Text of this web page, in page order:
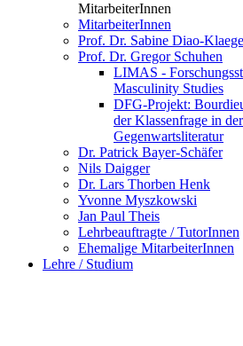
MitarbeiterInnen
MitarbeiterInnen
Prof. Dr. Sabine Diao-
Prof. Dr. Gregor Schuhen
LIMAS -
Masculinity Studies
DFG-Projekt:
der Klassenfrage in
Gegenwartsliteratur
Dr. Patrick Bayer-Schäfer
Nils Daigger
Dr. Lars Thorben Henk
Yvonne Myszkowski
Jan Paul Theis
Lehrbeauftragte / TutorInnen
Ehemalige MitarbeiterInnen
Lehre / Studium